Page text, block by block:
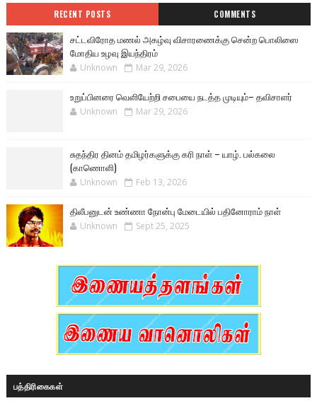
RECENT POSTS COMMENTS
சட்டவிரோத மணல் அகழ்வு விசாரணைக்கு சென்ற பொலிஸை
மோதிய உழவு இயந்திரம்
Unknown Mar 29, 2026
உறுப்பினரை வெளியேற்றி சபையை நடத்த முடியும்– தவிசாளர்
Unknown Mar 29, 2026
சுதந்திர தினம் தமிழர்களுக்கு கரி நாள் – யாழ். பல்கலை
(காணொளி)
Unknown Feb 13, 2026
திலீபனுடன் உண்ணா நோன்பு மேடையில் பதினோராம் நாள்
Unknown Sept 25, 2025
பத்திரிகைகள்